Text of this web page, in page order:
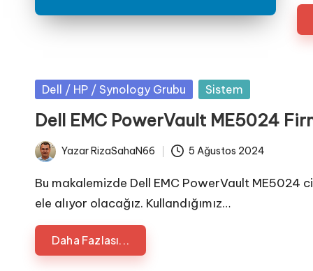
Posted
Dell / HP / Synology Grubu Sistem
Dell EMC PowerVault ME5024
Posted
by
Yazar RizaSahaN66 5 Ağustos 2024
Bu makalemizde Dell EMC PowerVault ME5024
ele alıyor olacağız. Kullandığımız…
Daha Fazlası...